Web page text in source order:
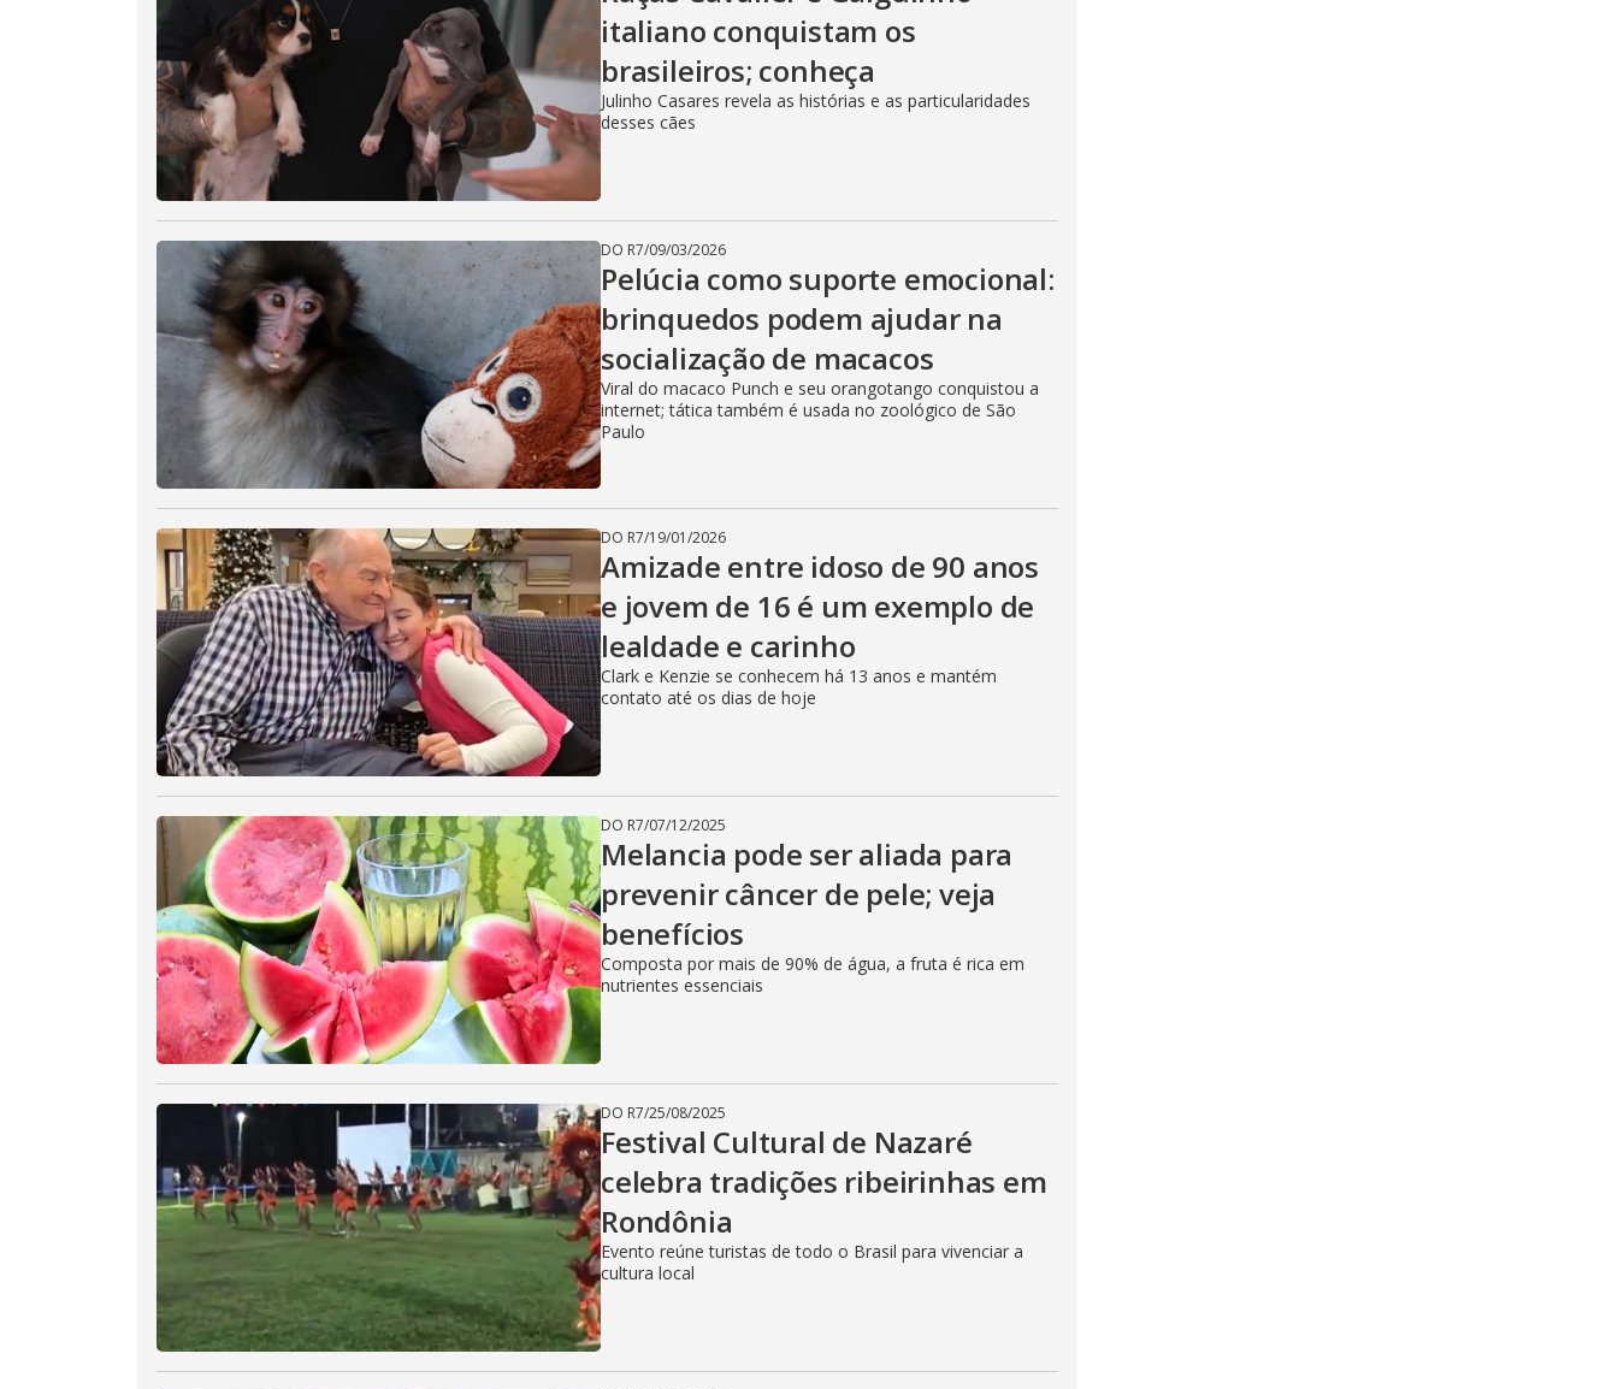
i
d
e
o
italiano conquistam os
brasileiros; conheça
Julinho Casares revela as histórias e as particularidades
desses cães
DO R7/09/03/2026
Pelúcia como suporte emocional:
brinquedos podem ajudar na
socialização de macacos
Viral do macaco Punch e seu orangotango conquistou a
internet; tática também é usada no zoológico de São
Paulo
DO R7/19/01/2026
Amizade entre idoso de 90 anos
e jovem de 16 é um exemplo de
lealdade e carinho
Clark e Kenzie se conhecem há 13 anos e mantém
contato até os dias de hoje
DO R7/07/12/2025
Melancia pode ser aliada para
prevenir câncer de pele; veja
benefícios
Composta por mais de 90% de água, a fruta é rica em
nutrientes essenciais
DO R7/25/08/2025
Festival Cultural de Nazaré
celebra tradições ribeirinhas em
Rondônia
Evento reúne turistas de todo o Brasil para vivenciar a
cultura local